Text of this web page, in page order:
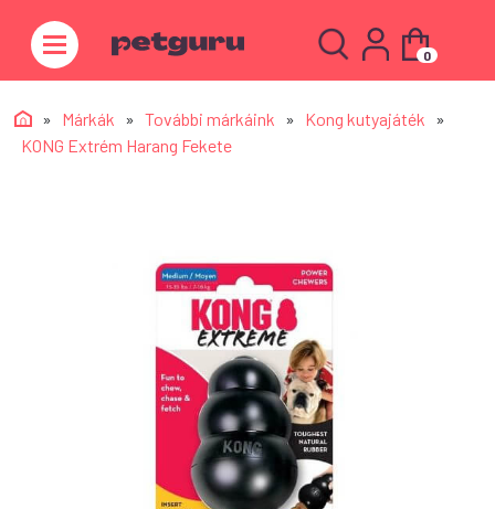
0
» Márkák » További márkáink » Kong kutyajáték »
KONG Extrém Harang Fekete